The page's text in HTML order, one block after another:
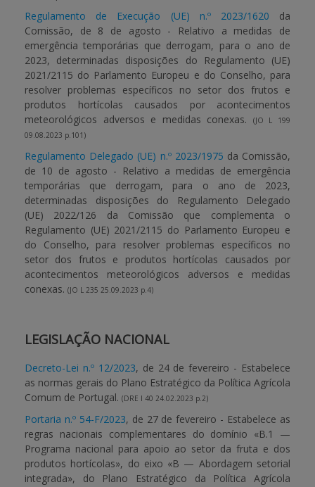
Regulamento de Execução (UE) n.º 2023/1620 da
Comissão, de 8 de agosto - Relativo a medidas de
emergência temporárias que derrogam, para o ano de
2023, determinadas disposições do Regulamento (UE)
2021/2115 do Parlamento Europeu e do Conselho, para
resolver problemas específicos no setor dos frutos e
produtos hortícolas causados por acontecimentos
meteorológicos adversos e medidas conexas.
(JO L 199
09.08.2023 p.101)
Regulamento Delegado (UE) n.º 2023/1975 da Comissão,
de 10 de agosto - Relativo a medidas de emergência
temporárias que derrogam, para o ano de 2023,
determinadas disposições do Regulamento Delegado
(UE) 2022/126 da Comissão que complementa o
Regulamento (UE) 2021/2115 do Parlamento Europeu e
do Conselho, para resolver problemas específicos no
setor dos frutos e produtos hortícolas causados por
acontecimentos meteorológicos adversos e medidas
conexas. (JO L 235 25.09.2023 p.4)
LEGISLAÇÃO NACIONAL
Decreto-Lei n.º 12/2023, de 24 de fevereiro - Estabelece
as normas gerais do Plano Estratégico da Política Agrícola
Comum de Portugal. (DRE I 40 24.02.2023 p.2)
Portaria n.º 54-F/2023, de 27 de fevereiro - Estabelece as
regras nacionais complementares do domínio «B.1 —
Programa nacional para apoio ao setor da fruta e dos
produtos hortícolas», do eixo «B — Abordagem setorial
integrada», do Plano Estratégico da Política Agrícola